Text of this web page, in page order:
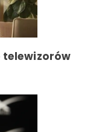
telewizorów